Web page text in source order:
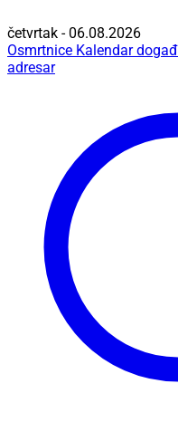
četvrtak - 06.08.2026
Osmrtnice Kalendar
adresar